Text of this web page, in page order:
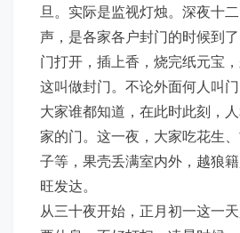
旦。实际是监视灯烛。深夜十
声，是各家各户封门的时候到
门打开，插上香，烧完纸元宝
这叫做封门。不论外面何人叫
大家谁都知道，在此时此刻，
家的门。这一夜，大家吃花生
子等，果壳丢满室内外，越狼
旺发达。
从三十夜开始，正月初一这一